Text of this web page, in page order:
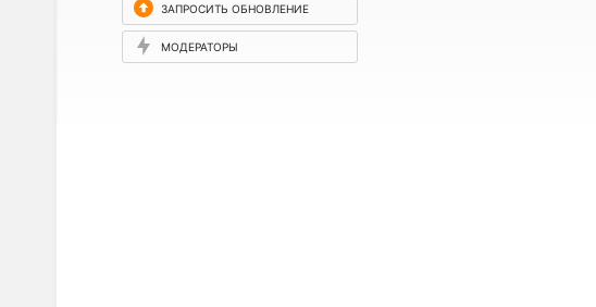
ЗАПРОСИТЬ ОБНОВЛЕНИЕ
МОДЕРАТОРЫ